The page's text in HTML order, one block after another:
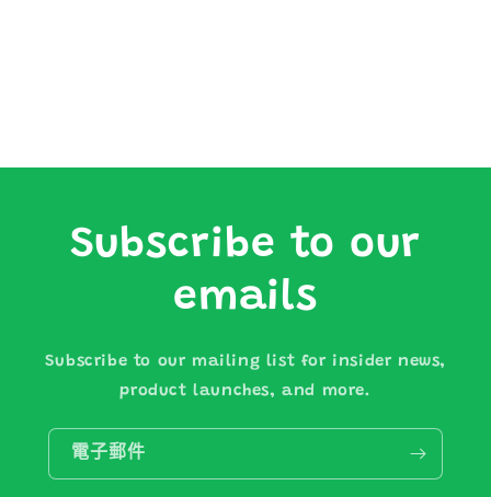
Subscribe to our
emails
Subscribe to our mailing list for insider news,
product launches, and more.
電子郵件